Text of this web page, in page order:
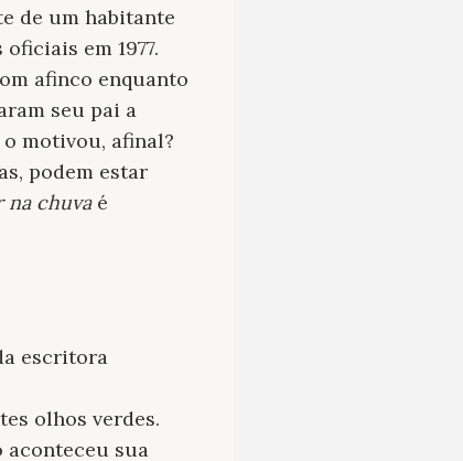
de um habitante
em 1977.
afinco enquanto
seu pai a
motivou, afinal?
podem estar
na chuvaé
escritora
olhos verdes.
aconteceu sua